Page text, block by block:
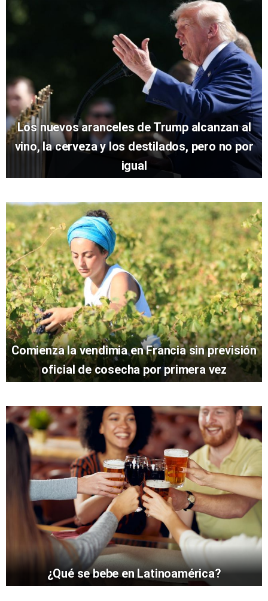
Los nuevos aranceles de Trump alcanzan al
vino, la cerveza y los destilados, pero no por
igual
Comienza la vendimia en Francia sin previsión
oficial de cosecha por primera vez
¿Qué se bebe en Latinoamérica?